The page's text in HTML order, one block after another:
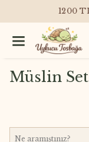
1200
Müslin Set